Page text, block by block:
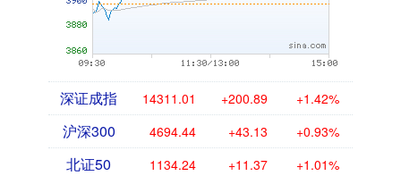
深证成指 14311.01 +200.89 +1.42%
沪深300 4694.44 +43.13 +0.93%
北证50 1134.24 +11.37 +1.01%